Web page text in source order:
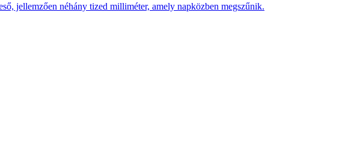
jellemzően néhány tized milliméter, amely napközben megszűnik.